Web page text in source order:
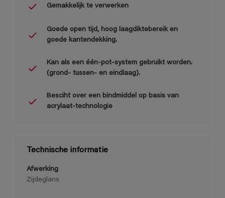
Gemakkelijk te verwerken
Goede open tijd, hoog laagdiktebereik en
goede kantendekking.
Kan als een één-pot-system gebruikt worden.
(grond- tussen- en eindlaag).
Besciht over een bindmiddel op basis van
acrylaat-technologie
Technische informatie
Afwerking
Zijdeglans